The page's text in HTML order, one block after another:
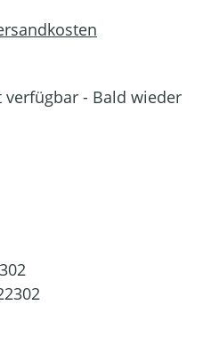
- Bald wieder
NICHT VERFÜGBAR.)